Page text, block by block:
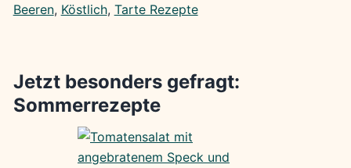
Beeren, Köstlich, Tarte Rezepte
Jetzt besonders gefragt:
Sommerrezepte